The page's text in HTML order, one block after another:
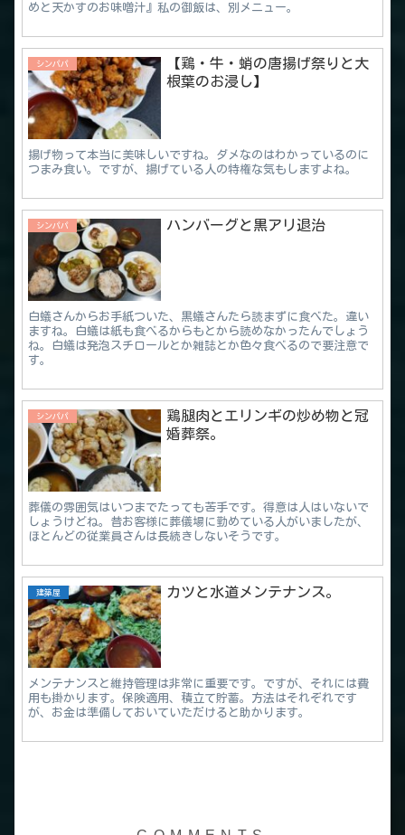
めと天かすのお味噌汁』私の御飯は、別メニュー。
シンパパ
【鶏・牛・蛸の唐揚げ祭りと大
根葉のお浸し】
揚げ物って本当に美味しいですね。ダメなのはわかっているのに
つまみ食い。ですが、揚げている人の特権な気もしますよね。
シンパパ ハンバーグと黒アリ退治
白蟻さんからお手紙ついた、黒蟻さんたら読まずに食べた。違い
ますね。白蟻は紙も食べるからもとから読めなかったんでしょう
ね。白蟻は発泡スチロールとか雑誌とか色々食べるので要注意で
す。
シンパパ
鶏腿肉とエリンギの炒め物と冠
婚葬祭。
葬儀の雰囲気はいつまでたっても苦手です。得意は人はいないで
しょうけどね。昔お客様に葬儀場に勤めている人がいましたが、
ほとんどの従業員さんは長続きしないそうです。
建築屋 カツと水道メンテナンス。
メンテナンスと維持管理は非常に重要です。ですが、それには費
用も掛かります。保険適用、積立て貯蓄。方法はそれぞれです
が、お金は準備しておいていただけると助かります。